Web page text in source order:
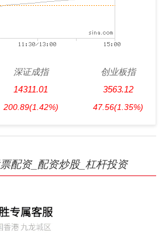
深证成指
14311.01
200.89(1.42%)
创业板指
3563.12
47.56(1.35%)
配资_配资炒股_杠杆投资